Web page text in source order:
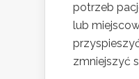
potrzeb
lub
zmniejszyć